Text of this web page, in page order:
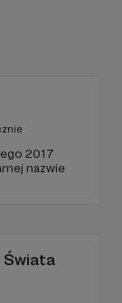
2017
nazwie
Świata